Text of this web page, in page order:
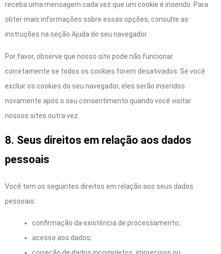
receba uma mensagem cada vez que um cookie é inserido. Para
obter mais informações sobre essas opções, consulte as
instruções na seção Ajuda do seu navegador.
Por favor, observe que nosso site pode não funcionar
corretamente se todos os cookies forem desativados. Se você
excluir os cookies do seu navegador, eles serão inseridos
novamente após o seu consentimento quando você visitar
nossos sites outra vez.
8. Seus direitos em relação aos dados
pessoais
Você tem os seguintes direitos em relação aos seus dados
pessoais:
confirmação da existência de processamento;
acesso aos dados;